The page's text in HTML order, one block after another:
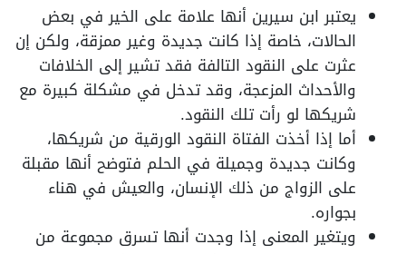
يعتبر ابن سيرين أنها علامة على الخير في بعض
الحالات، خاصة إذا كانت جديدة وغير ممزقة، ولكن إن
عثرت على النقود التالفة فقد تشير إلى الخلافات
والأحداث المزعجة، وقد تدخل في مشكلة كبيرة مع
شريكها لو رأت تلك النقود.
أما إذا أخذت الفتاة النقود الورقية من شريكها،
وكانت جديدة وجميلة في الحلم فتوضح أنها مقبلة
على الزواج من ذلك الإنسان، والعيش في هناء
بجواره.
ويتغير المعنى إذا وجدت أنها تسرق مجموعة من